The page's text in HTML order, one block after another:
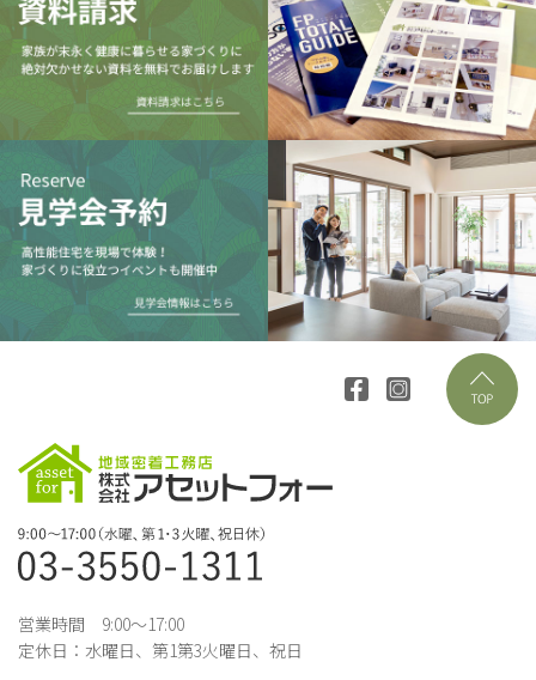
営業時間 9:00～17:00
定休日：水曜日、第1第3火曜日、祝日